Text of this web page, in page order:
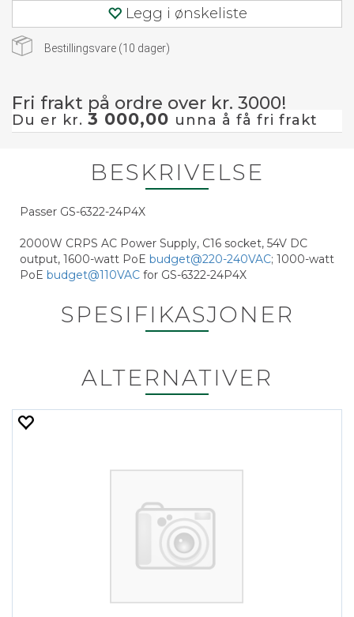
Legg i ønskeliste
Bestillingsvare (10 dager)
Fri frakt på ordre over kr. 3000!
Du er kr. 3 000,00 unna å få fri frakt
BESKRIVELSE
Passer GS-6322-24P4X
2000W CRPS AC Power Supply, C16 socket, 54V DC
output, 1600-watt PoE budget@220-240VAC; 1000-watt
PoE budget@110VAC for GS-6322-24P4X
SPESIFIKASJONER
ALTERNATIVER